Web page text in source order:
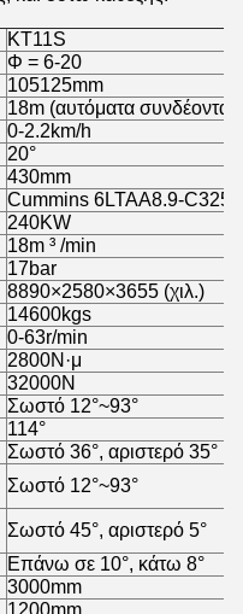
KT11S
Φ = 6-20
105125mm
18m (αυτόματα
0-2.2km/h
20°
430mm
Cummins 6LTAA8.9-C325
240KW
18m ³ /min
17bar
8890×2580×3655 (χιλ.)
14600kgs
0-63r/min
2800N·μ
32000N
Σωστό 12°~93°
114°
Σωστό 36°, αριστερό 35°
Σωστό 12°~93°
Σωστό 45°, αριστερό 5°
Επάνω σε 10°, κάτω 8°
3000mm
1200mm